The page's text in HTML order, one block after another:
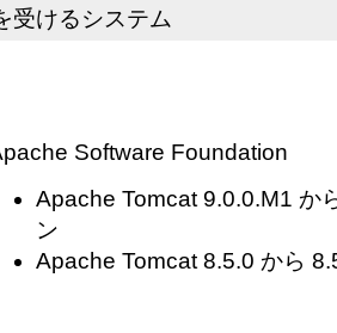
受けるシステム
Software Foundation
Apache Tomcat 9.0.0.M1 か
ン
Apache Tomcat 8.5.0 から